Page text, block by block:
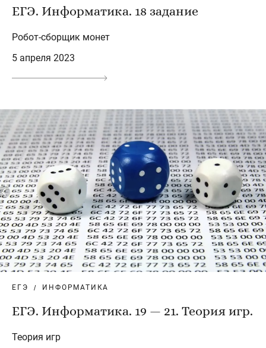
ЕГЭ. Информатика. 18 задание
Робот-сборщик монет
5 апреля 2023
ЕГЭ ИНФОРМАТИКА
ЕГЭ. Информатика. 19 — 21. Теория игр.
Теория игр